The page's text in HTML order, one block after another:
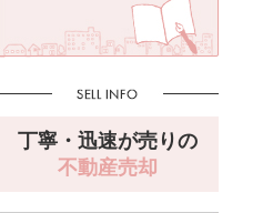
丁寧・迅速が売りの
不動産売却